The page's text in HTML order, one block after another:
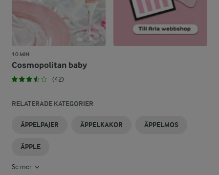
10 MIN
Cosmopolitan baby
(42)
RELATERADE KATEGORIER
ÄPPELPAJER ÄPPELKAKOR ÄPPELMOS
ÄPPLE
Se mer